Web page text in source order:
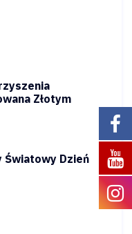
Złotym
Światowy Dzień